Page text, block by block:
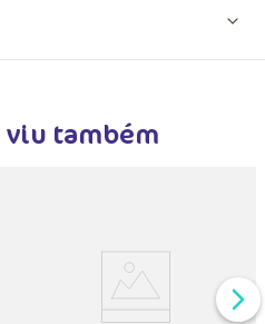
viu também